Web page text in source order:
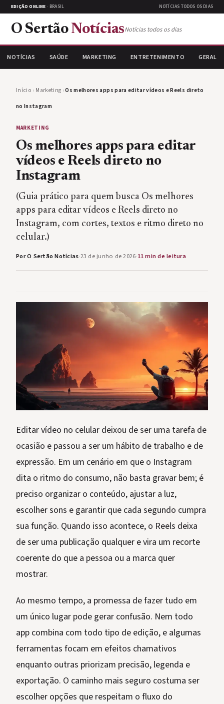
EDIÇÃO ONLINE · BRASIL NOTÍCIAS TODOS OS DIAS
O Sertão NotíciasNotícias todos os dias
NOTÍCIAS SAÚDE MARKETING ENTRETENIMENTO GERAL
Início › Marketing ›Os melhores apps para editar vídeos e Reels direto
no Instagram
MARKETING
Os melhores apps para editar
vídeos e Reels direto no
Instagram
(Guia prático para quem busca Os melhores
apps para editar vídeos e Reels direto no
Instagram, com cortes, textos e ritmo direto no
celular.)
Por O Sertão Notícias·23 de junho de 2026·11 min de leitura
Editar vídeo no celular deixou de ser uma tarefa de
ocasião e passou a ser um hábito de trabalho e de
expressão. Em um cenário em que o Instagram
dita o ritmo do consumo, não basta gravar bem; é
preciso organizar o conteúdo, ajustar a luz,
escolher sons e garantir que cada segundo cumpra
sua função. Quando isso acontece, o Reels deixa
de ser uma publicação qualquer e vira um recorte
coerente do que a pessoa ou a marca quer
mostrar.
Ao mesmo tempo, a promessa de fazer tudo em
um único lugar pode gerar confusão. Nem todo
app combina com todo tipo de edição, e algumas
ferramentas focam em efeitos chamativos
enquanto outras priorizam precisão, legenda e
exportação. O caminho mais seguro costuma ser
escolher opções que respeitam o fluxo do